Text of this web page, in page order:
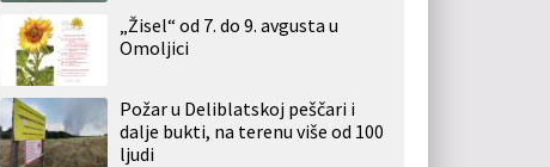
„Žisel“ od 7. do 9. avgusta u
Omoljici
Požar u Deliblatskoj peščari i
dalje bukti, na terenu više od 100
ljudi